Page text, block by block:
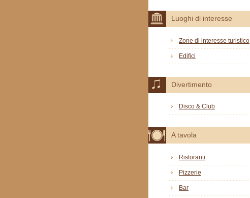
Luoghi di interesse
Zone di interesse turistico
Edifici
Divertimento
Disco & Club
A tavola
Ristoranti
Pizzerie
Bar